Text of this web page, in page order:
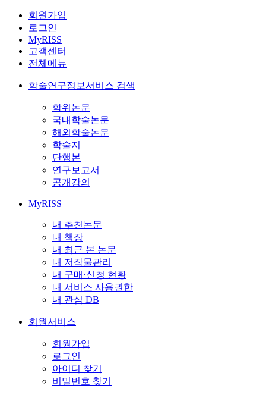
회원가입
로그인
MyRISS
고객센터
전체메뉴
학술연구정보서비스 검색
학위논문
국내학술논문
해외학술논문
학술지
단행본
연구보고서
공개강의
MyRISS
내 추천논문
내 책장
내 최근 본 논문
내 저작물관리
내 구매·신청 현황
내 서비스 사용권한
내 관심 DB
회원서비스
회원가입
로그인
아이디 찾기
비밀번호 찾기